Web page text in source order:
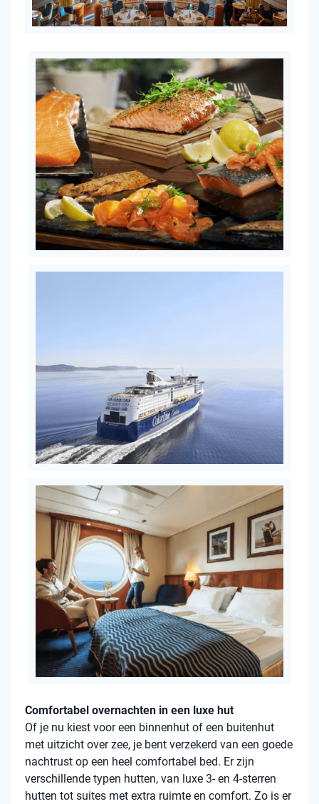
Comfortabel overnachten in een luxe hut
Of je nu kiest voor een binnenhut of een buitenhut
met uitzicht over zee, je bent verzekerd van een goede
nachtrust op een heel comfortabel bed. Er zijn
verschillende typen hutten, van luxe 3- en 4-sterren
hutten tot suites met extra ruimte en comfort. Zo is er